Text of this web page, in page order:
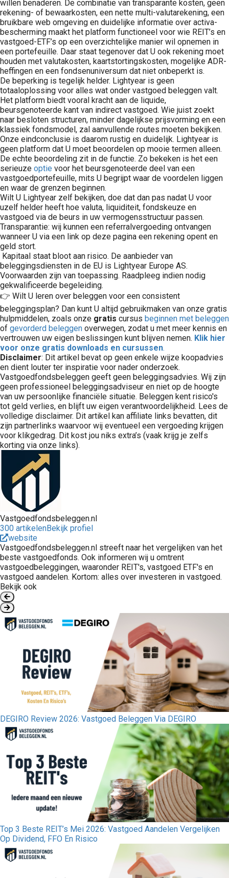
willen benaderen. De combinatie van transparante kosten, geen
rekening- of bewaarkosten, een nette multi-valutarekening, een
bruikbare web omgeving en duidelijke informatie over activa-
bescherming maakt het platform functioneel voor wie REIT’s en
vastgoed-ETF’s op een overzichtelijke manier wil opnemen in
een portefeuille. Daar staat tegenover dat U ook rekening moet
houden met valutakosten, kaartstortingskosten, mogelijke ADR-
heffingen en een fondsenuniversum dat niet onbeperkt is.
De beperking is tegelijk helder. Lightyear is geen
totaaloplossing voor alles wat onder vastgoed beleggen valt.
Het platform biedt vooral kracht aan de liquide,
beursgenoteerde kant van indirect vastgoed. Wie juist zoekt
naar besloten structuren, minder dagelijkse prijsvorming en een
klassiek fondsmodel, zal aanvullende routes moeten bekijken.
Onze eindconclusie is daarom rustig en duidelijk. Lightyear is
geen platform dat U moet beoordelen op mooie termen alleen.
De echte beoordeling zit in de functie. Zo bekeken is het een
serieuze optie voor het beursgenoteerde deel van een
vastgoedportefeuille, mits U begrijpt waar de voordelen liggen
en waar de grenzen beginnen.
Wilt U Lightyear zelf bekijken, doe dat dan pas nadat U voor
uzelf helder heeft hoe valuta, liquiditeit, fondskeuze en
vastgoed via de beurs in uw vermogensstructuur passen.
Transparantie: wij kunnen een referralvergoeding ontvangen
wanneer U via een link op deze pagina een rekening opent en
geld stort.
Kapitaal staat bloot aan risico. De aanbieder van
beleggingsdiensten in de EU is Lightyear Europe AS.
Voorwaarden zijn van toepassing. Raadpleeg indien nodig
gekwalificeerde begeleiding.
👉 Wilt U leren over beleggen voor een consistent
beleggingsplan? Dan kunt U altijd gebruikmaken van onze gratis
hulpmiddelen, zoals onze gratis cursus beginnen met beleggen
of gevorderd beleggen overwegen, zodat u met meer kennis en
vertrouwen uw eigen beslissingen kunt blijven nemen. Klik hier
voor onze gratis downloads en cursussen.
Disclaimer: Dit artikel bevat op geen enkele wijze koopadvies
en dient louter ter inspiratie voor nader onderzoek.
Vastgoedfondsbeleggen geeft geen beleggingsadvies. Wij zijn
geen professioneel beleggingsadviseur en niet op de hoogte
van uw persoonlijke financiële situatie. Beleggen kent risico's
tot geld verlies, en blijft uw eigen verantwoordelijkheid. Lees de
volledige disclaimer. Dit artikel kan affiliate links bevatten, dit
zijn partnerlinks waarvoor wij eventueel een vergoeding krijgen
voor klikgedrag. Dit kost jou niks extra’s (vaak krijg je zelfs
korting via onze links).
Vastgoedfondsbeleggen.nl
300 artikelenBekijk profiel
website
Vastgoedfondsbeleggen.nl streeft naar het vergelijken van het
beste vastgoedfonds. Ook informeren wij u omtrent
vastgoedbeleggingen, waaronder REIT's, vastgoed ETF's en
vastgoed aandelen. Kortom: alles over investeren in vastgoed.
Bekijk ook
DEGIRO Review 2026: Vastgoed Beleggen Via DEGIRO
Top 3 Beste REIT’s Mei 2026: Vastgoed Aandelen Vergelijken
Op Dividend, FFO En Risico